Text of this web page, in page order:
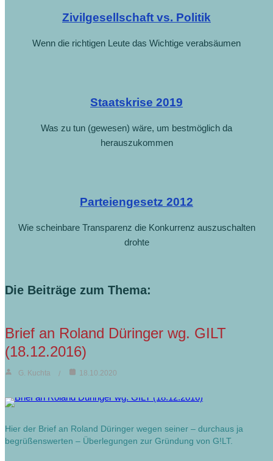
Zivilgesellschaft vs. Politik
Wenn die richtigen Leute das Wichtige verabsäumen
Staatskrise 2019
Was zu tun (gewesen) wäre, um bestmöglich da
herauszukommen
Parteiengesetz 2012
Wie scheinbare Transparenz die Konkurrenz auszuschalten
drohte
Die Beiträge zum Thema:
Brief an Roland Düringer wg. GILT
(18.12.2016)
G. Kuchta 18.10.2020
Hier der Brief an Roland Düringer wegen seiner – durchaus ja
begrüßenswerten – Überlegungen zur Gründung von G!LT.